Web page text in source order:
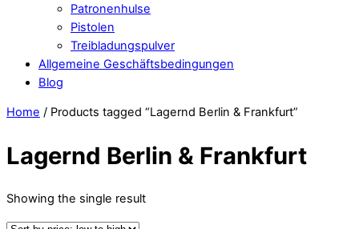
Patronenhulse
Pistolen
Treibladungspulver
Allgemeine Geschäftsbedingungen
Blog
Close
Close
Home / Products tagged “Lagernd Berlin & Frankfurt”
Lagernd Berlin & Frankfurt
Showing the single result